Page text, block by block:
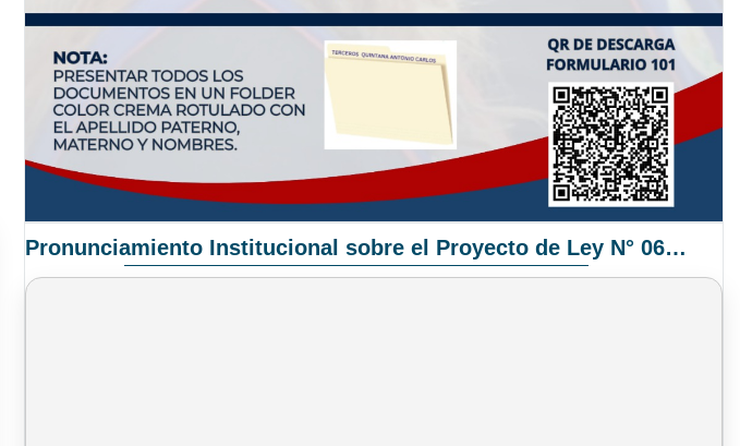
Pronunciamiento Institucional sobre el Proyecto de Ley N° 068/2025-2026 C.S.